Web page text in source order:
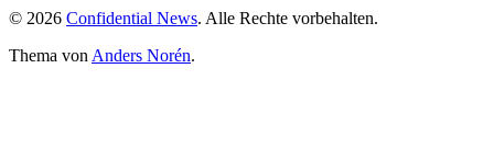
© 2026 Confidential News. Alle Rechte vorbehalten.
Thema von Anders Norén.